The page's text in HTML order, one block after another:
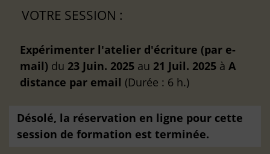
VOTRE SESSION :
Expérimenter l'atelier d'écriture (par e-
mail) du 23 Juin. 2025 au 21 Juil. 2025 à A
distance par email (Durée : 6 h.)
Désolé, la réservation en ligne pour cette
session de formation est terminée.